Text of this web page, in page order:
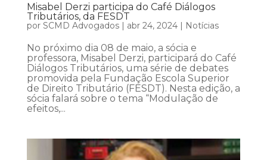
Misabel Derzi participa do Café Diálogos
Tributários, da FESDT
por SCMD Advogados| abr 24, 2024| Notícias
No próximo dia 08 de maio, a sócia e
professora, Misabel Derzi, participará do Café
Diálogos Tributários, uma série de debates
promovida pela Fundação Escola Superior
de Direito Tributário (FESDT). Nesta edição, a
sócia falará sobre o tema “Modulação de
efeitos,...